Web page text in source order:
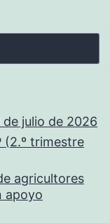
julio de 2026
(2.º trimestre
agricultores
apoyo